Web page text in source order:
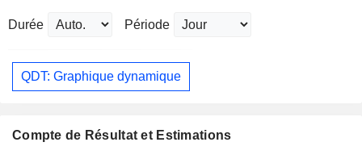
Durée Période
QDT: Graphique dynamique
Compte de Résultat et Estimations